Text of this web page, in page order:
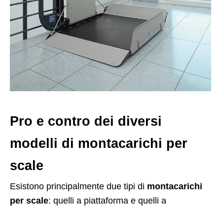
Pro e contro dei diversi
modelli di montacarichi per
scale
Esistono principalmente due tipi di montacarichi
per scale: quelli a piattaforma e quelli a